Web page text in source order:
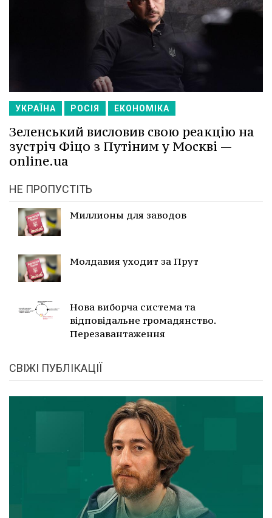
УКРАЇНА РОСІЯ ЕКОНОМІКА
Зеленський висловив свою реакцію на
зустріч Фіцо з Путіним у Москві —
online.ua
НЕ ПРОПУСТІТЬ
Миллионы для заводов
Молдавия уходит за Прут
Нова виборча система та
відповідальне громадянство.
Перезавантаження
СВІЖІ ПУБЛІКАЦІЇ